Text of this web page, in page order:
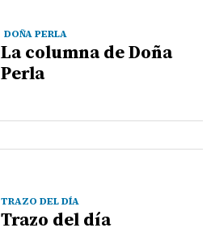
DOÑA PERLA
La columna de Doña
Perla
TRAZO DEL DÍA
Trazo del día